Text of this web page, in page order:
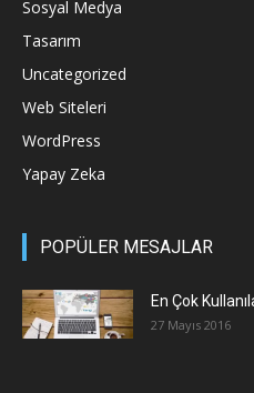
Sosyal Medya
Tasarım
Uncategorized
Web Siteleri
WordPress
Yapay Zeka
POPÜLER MESAJLAR
En Çok
27 Mayıs 2016